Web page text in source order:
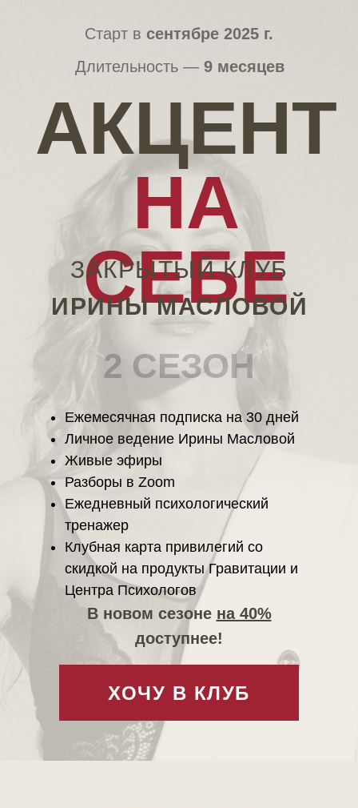
АКЦЕНТ
НА
СЕБЕ
2 СЕЗОН
Старт в сентябре 2025 г.
ЗАКРЫТЫЙ КЛУБ
ИРИНЫ МАСЛОВОЙ
Длительность — 9 месяцев
В новом сезоне на 40%
доступнее!
Ежемесячная подписка на 30 дней
Личное ведение Ирины Масловой
Живые эфиры
Разборы в Zoom
Ежедневный психологический
тренажер
Клубная карта привилегий со
скидкой на продукты Гравитации и
Центра Психологов
ХОЧУ В КЛУБ